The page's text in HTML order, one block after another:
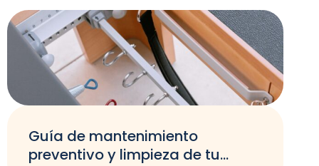
Guía de mantenimiento
preventivo y limpieza de tu